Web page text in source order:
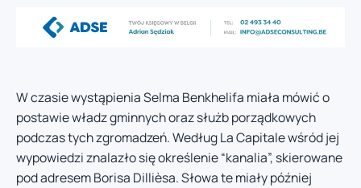
W czasie wystąpienia Selma Benkhelifa miała mówić o
postawie władz gminnych oraz służb porządkowych
podczas tych zgromadzeń. Według La Capitale wśród jej
wypowiedzi znalazło się określenie “kanalia”, skierowane
pod adresem Borisa Dillièsa. Słowa te miały później